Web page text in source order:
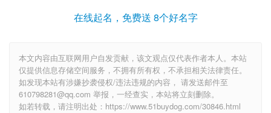
在线起名，免费送 8个好名字
本文内容由互联网用户自发贡献，该文观点仅代表作者本人。本站
仅提供信息存储空间服务，不拥有所有权，不承担相关法律责任。
如发现本站有涉嫌抄袭侵权/违法违规的内容， 请发送邮件至
610798281@qq.com 举报，一经查实，本站将立刻删除。
如若转载，请注明出处：https://www.51buydog.com/30846.html